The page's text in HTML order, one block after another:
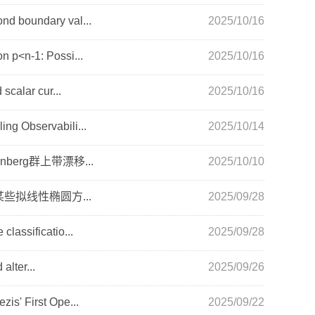
boundary val... 2025/10/16
p<n-1: Possi... 2025/10/16
cur... 2025/10/16
Observabili... 2025/10/14
群上带漂移... 2025/10/10
拟线性椭圆方... 2025/09/28
classificatio... 2025/09/28
alter... 2025/09/26
First Ope... 2025/09/22